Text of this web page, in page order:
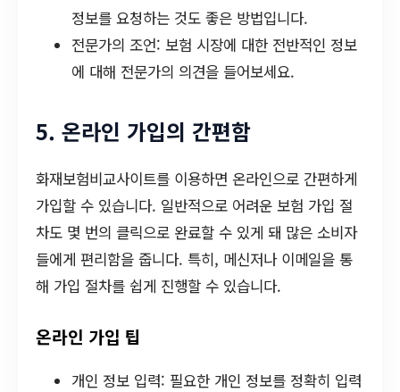
정보를 요청하는 것도 좋은 방법입니다.
전문가의 조언: 보험 시장에 대한 전반적인 정보
에 대해 전문가의 의견을 들어보세요.
5. 온라인 가입의 간편함
화재보험비교사이트를 이용하면 온라인으로 간편하게
가입할 수 있습니다. 일반적으로 어려운 보험 가입 절
차도 몇 번의 클릭으로 완료할 수 있게 돼 많은 소비자
들에게 편리함을 줍니다. 특히, 메신저나 이메일을 통
해 가입 절차를 쉽게 진행할 수 있습니다.
온라인 가입 팁
개인 정보 입력: 필요한 개인 정보를 정확히 입력